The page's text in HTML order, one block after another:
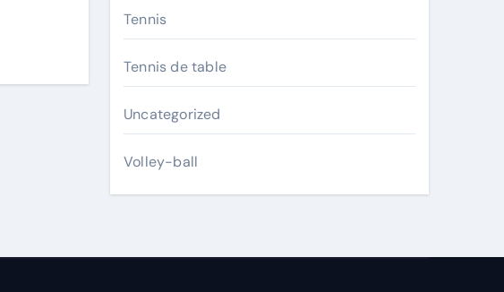
Tennis
Tennis de table
Uncategorized
Volley-ball